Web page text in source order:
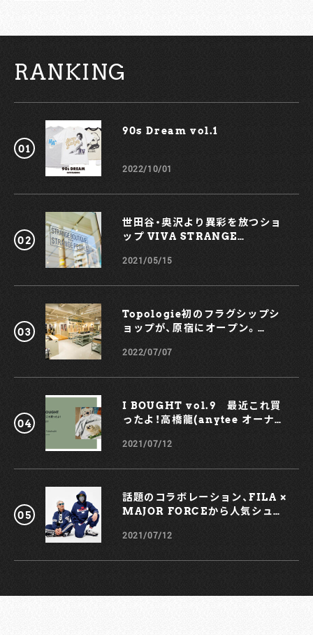
RANKING
90s Dream vol.1￼
2022/10/01
世田谷・奥沢より異彩を放つショ
ップ VIVA STRANGE
2021/05/15
Topologie初のフラグシップシ
ョップが、原宿にオープン。
も！
2022/07/07
I BOUGHT vol.9 最近これ買
ったよ！高橋龍(anytee オーナ
2021/07/12
話題のコラボレーション、FILA ×
MAJOR FORCEから人気シュー
2021/07/12